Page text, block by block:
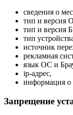
сведения о
тип и версия
тип и версия
тип
источник
рекламная
язык ОС и
ip-адрес,
информация о
Запрещение